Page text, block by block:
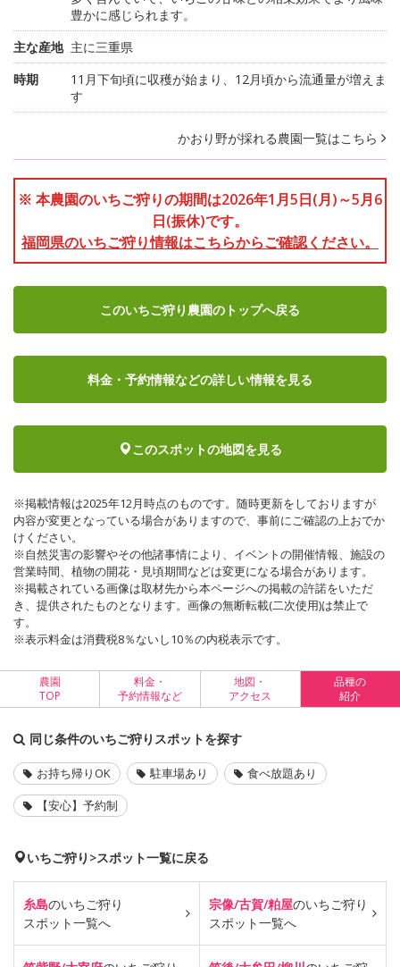
豊かに感じられます。
主な産地 主に三重県
時期
11月下旬頃に収穫が始まり、12月頃から流通量が増えま
す
かおり野が採れる農園一覧はこちら
※ 本農園のいちご狩りの期間は2026年1月5日(月)～5月6
日(振休)です。
福岡県のいちご狩り情報はこちらからご確認ください。
このいちご狩り農園のトップへ戻る
料金・予約情報などの詳しい情報を見る
このスポットの地図を見る
※掲載情報は2025年12月時点のものです。随時更新をしておりますが
内容が変更となっている場合がありますので、事前にご確認の上おでか
けください。
※自然災害の影響やその他諸事情により、イベントの開催情報、施設の
営業時間、植物の開花・見頃期間などは変更になる場合があります。
※掲載されている画像は取材先から本ページへの掲載の許諾をいただ
き、提供されたものとなります。画像の無断転載(二次使用)は禁止で
す。
※表示料金は消費税8％ないし10％の内税表示です。
農園
TOP
料金・
予約情報など
地図・
アクセス
品種の
紹介
同じ条件のいちご狩りスポットを探す
お持ち帰りOK 駐車場あり
食べ放題あり
【安心】予約制
いちご狩り>スポット一覧に戻る
糸島のいちご狩り
スポット一覧へ
宗像/古賀/粕屋のいちご狩り
スポット一覧へ